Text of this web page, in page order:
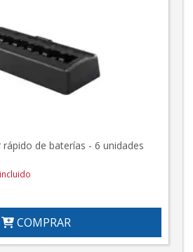
rápido de baterías - 6 unidades
COMPRAR